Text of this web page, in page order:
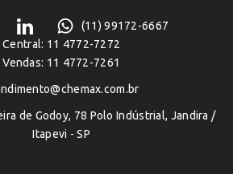
(11) 99172-6667
Central: 11 4772-7272
Vendas: 11 4772-7261
de Godoy, 78 Polo Indústrial, Jandira /
Itapevi - SP